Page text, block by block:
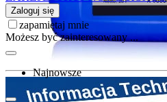
Zaloguj się
zapamiętaj mnie
Możesz być zainteresowany ...
Najnowsze